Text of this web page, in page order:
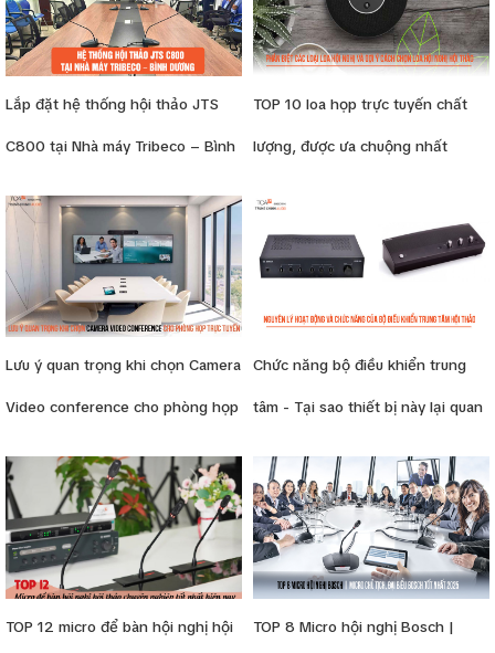
Lắp đặt hệ thống hội thảo JTS
C800 tại Nhà máy Tribeco – Bình
quả, tối ưu chi phí
TOP 10 loa họp trực tuyến chất
lượng, được ưa chuộng nhất
Lưu ý quan trọng khi chọn Camera
Video conference cho phòng họp
Chức năng bộ điều khiển trung
tâm - Tại sao thiết bị này lại quan
TOP 12 micro để bàn hội nghị hội TOP 8 Micro hội nghị Bosch |